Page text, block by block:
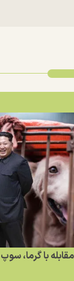
با گرما،